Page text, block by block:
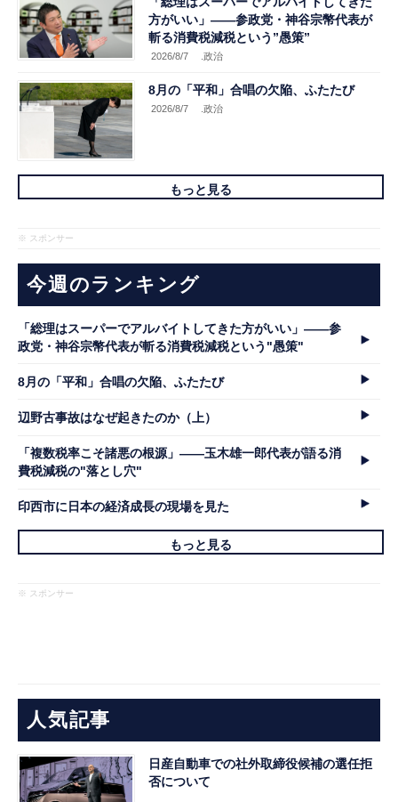
方がいい」――参政党・神谷宗幣代表が
斬る消費税減税という”愚策”
2026/8/7 .政治
8月の「平和」合唱の欠陥、ふたたび
2026/8/7 .政治
もっと見る
※ スポンサー
今週のランキング
「総理はスーパーでアルバイトしてきた方がいい」――参
政党・神谷宗幣代表が斬る消費税減税という"愚策"
8月の「平和」合唱の欠陥、ふたたび
辺野古事故はなぜ起きたのか（上）
「複数税率こそ諸悪の根源」――玉木雄一郎代表が語る消
費税減税の"落とし穴"
印西市に日本の経済成長の現場を見た
もっと見る
※ スポンサー
人気記事
日産自動車での社外取締役候補の選任拒
否について